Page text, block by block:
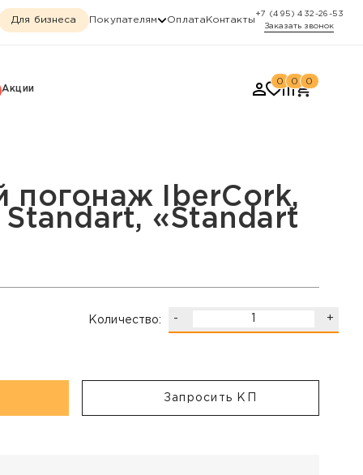
Для бизнеса Покупателям Оплата Контакты
+7 (495) 432-26-53
Заказать звонок
Акции
0 0 0
«Standart №6»
погонаж IberCork,
Standart, «Standart
Количество: - +
Запросить КП